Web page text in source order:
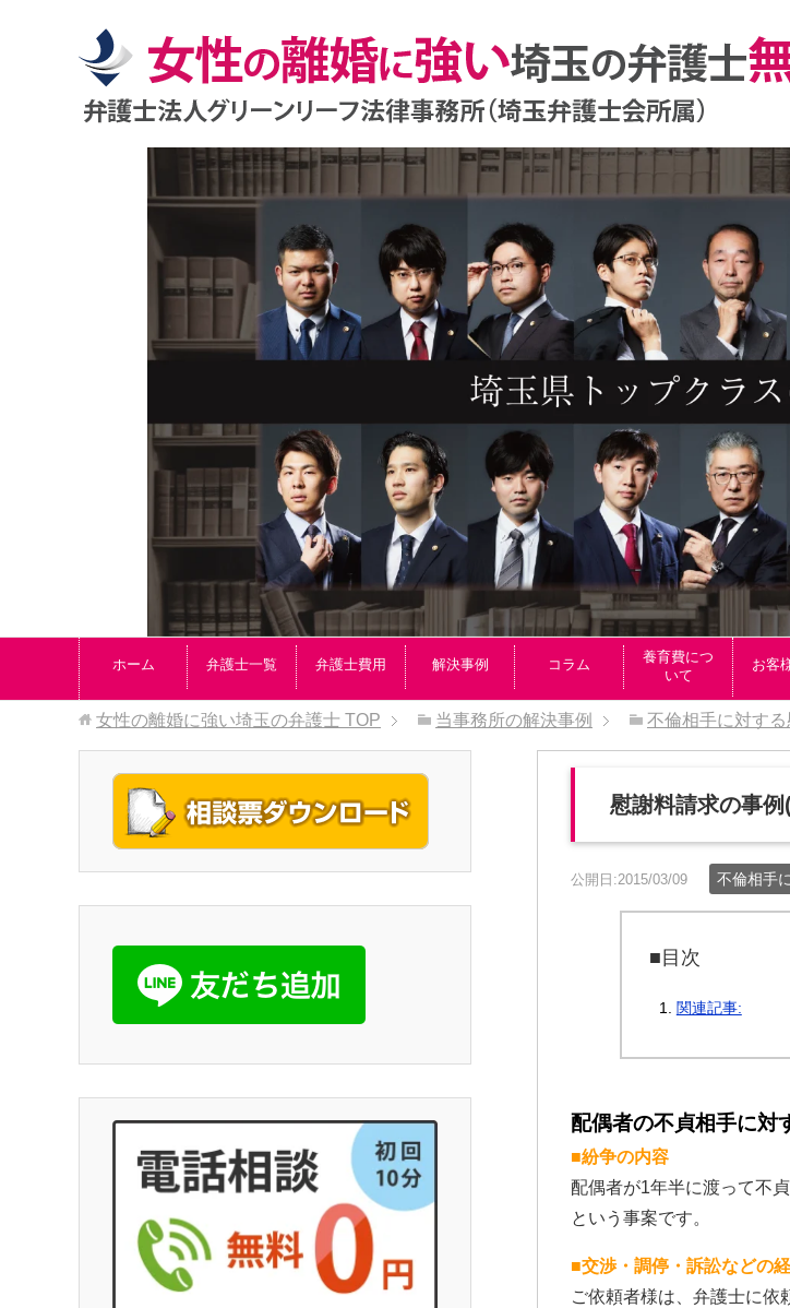
ホーム 弁護士一覧 弁護士費用 解決事例 コラム
養育費につ
いて
お客
女性の離婚に強い埼玉の弁護士 TOP 当事務所の解決事例 不倫相手に対す
慰謝料請求の事例
公開日:2015/03/09 不倫相手
■目次
関連記事:
配偶者の不貞相手に対
■紛争の内容
配偶者が1年半に渡って不
という事案です。
■交渉・調停・訴訟などの
ご依頼者様は、弁護士に依